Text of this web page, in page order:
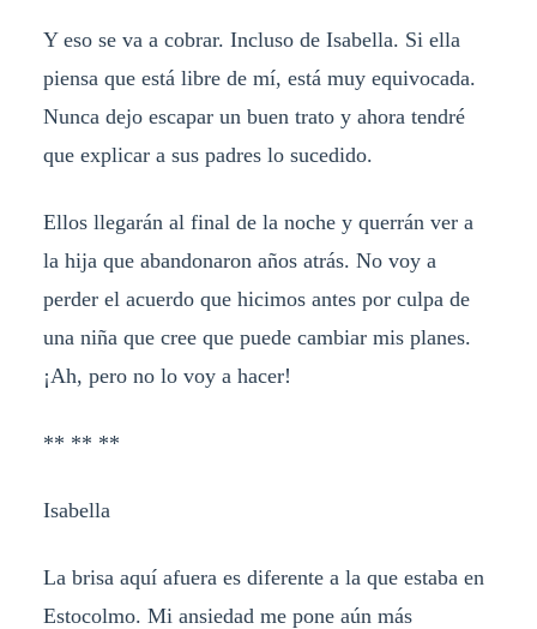
Y eso se va a cobrar. Incluso de Isabella. Si ella
piensa que está libre de mí, está muy equivocada.
Nunca dejo escapar un buen trato y ahora tendré
que explicar a sus padres lo sucedido.
Ellos llegarán al final de la noche y querrán ver a
la hija que abandonaron años atrás. No voy a
perder el acuerdo que hicimos antes por culpa de
una niña que cree que puede cambiar mis planes.
¡Ah, pero no lo voy a hacer!
** ** **
Isabella
La brisa aquí afuera es diferente a la que estaba en
Estocolmo. Mi ansiedad me pone aún más